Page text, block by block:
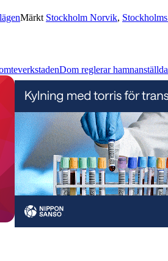
Märkt Stockholm Norvik,
Dom reglerar